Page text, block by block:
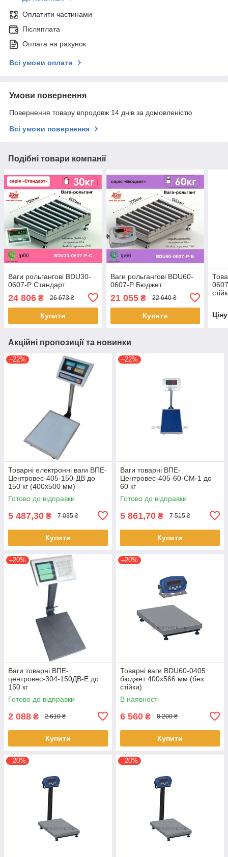
Оплатити частинами
Післяплата
Оплата на рахунок
Всі умови оплати
Умови повернення
Повернення товару впродовж 14 днів за домовленістю
Всі умови повернення
Подібні товари компанії
Ваги рольгангові BDU30-
0607-Р Стандарт
24 806 ₴ 26 673 ₴
Купити
Ваги рольгангові BDU60-
0607-Р Бюджет
21 055₴ 22 640 ₴
Купити
Акційні пропозиції та новинки
–22%
Товарні електронні ваги ВПЕ-
Центровес-405-150-ДВ до
150 кг (400х500 мм)
Готово до відправки
5 487,30 ₴ 7 035 ₴
Купити
–22%
Ваги товарні ВПЕ-
Центровес-405-60-СМ-1 до
60 кг
Готово до відправки
5 861,70 ₴ 7 515 ₴
Купити
–20%
Ваги товарні ВПЕ-
центровес-304-150ДВ-Е до
150 кг
Готово до відправки
2 088 ₴ 2 610 ₴
Купити
–20%
Товарні ваги BDU60-0405
бюджет 400х566 мм (без
стійки)
В наявності
6 560 ₴ 8 200 ₴
Купити
–20% –20%